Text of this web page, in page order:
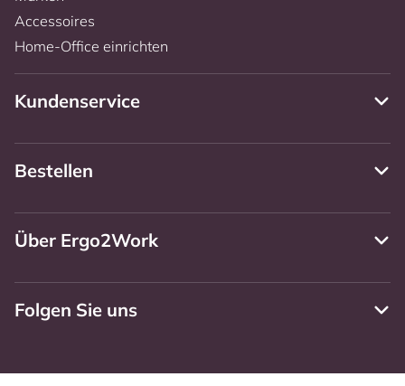
Accessoires
Home-Office einrichten
Kundenservice
Bestellen
Über Ergo2Work
Folgen Sie uns